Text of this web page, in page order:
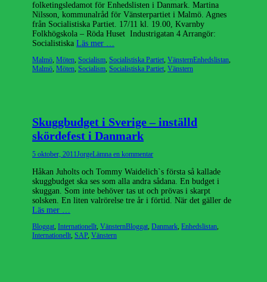
folketingsledamot för Enhedslisten i Danmark. Martina
Nilsson, kommunalråd för Vänsterpartiet i Malmö. Agnes
från Socialistiska Partiet. 17/11 kl. 19.00, Kvarnby
Folkhögskola – Röda Huset Industrigatan 4 Arrangör:
Socialistiska Läs mer …
Kategorier
Malmö, Möten, Socialism, Socialistiska Partiet, VänsternEtiketter
Enhedslistan,
Malmö, Möten, Socialism, Socialistiska Partiet, Vänstern
Skuggbudget i Sverige – inställd
skördefest i Danmark
Publicerad
5 oktober, 2011Författare
JorgeLämna en kommentar
Håkan Juholts och Tommy Waidelich`s första så kallade
skuggbudget ska ses som alla andra sådana. En budget i
skuggan. Som inte behöver tas ut och prövas i skarpt
solsken. En liten valrörelse tre år i förtid. När det gäller de
Läs mer …
Kategorier
Bloggat, Internationellt, VänsternEtiketter
Bloggat, Danmark, Enhedslistan,
Internationellt, SAP, Vänstern